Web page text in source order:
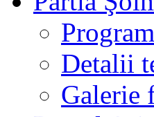
Detalii
Galerie